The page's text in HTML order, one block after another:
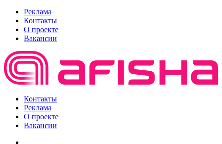
Реклама
Контакты
О проекте
Вакансии
Контакты
Реклама
О проекте
Вакансии